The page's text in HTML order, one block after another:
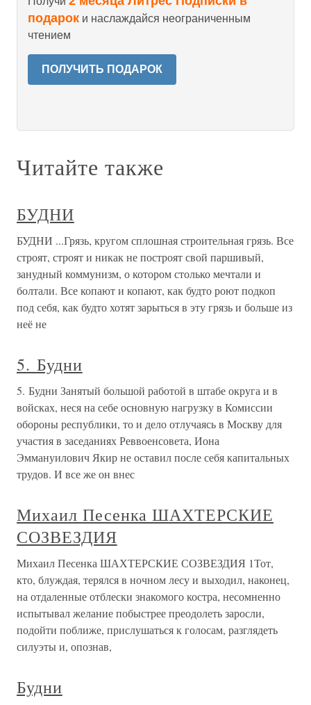
подарок и наслаждайся неограниченным
чтением
ПОЛУЧИТЬ ПОДАРОК
Читайте также
БУДНИ
БУДНИ ...Грязь, кругом сплошная строительная грязь. Все
строят, строят и никак не построят свой паршивый,
занудный коммунизм, о котором столько мечтали и
болтали. Все копают и копают, как будто роют подкоп
под себя, как будто хотят зарыться в эту грязь и больше из
неё не
5. Будни
5. Будни Занятый большой работой в штабе округа и в
войсках, неся на себе основную нагрузку в Комиссии
обороны республики, то и дело отлучаясь в Москву для
участия в заседаниях Реввоенсовета, Иона
Эммануилович Якир не оставил после себя капитальных
трудов. И все же он внес
Михаил Песенка ШАХТЕРСКИЕ
СОЗВЕЗДИЯ
Михаил Песенка ШАХТЕРСКИЕ СОЗВЕЗДИЯ 1Тот,
кто, блуждая, терялся в ночном лесу и выходил, наконец,
на отдаленные отблески знакомого костра, несомненно
испытывал желание побыстрее преодолеть заросли,
подойти поближе, прислушаться к голосам, разглядеть
силуэты и, опознав,
Будни